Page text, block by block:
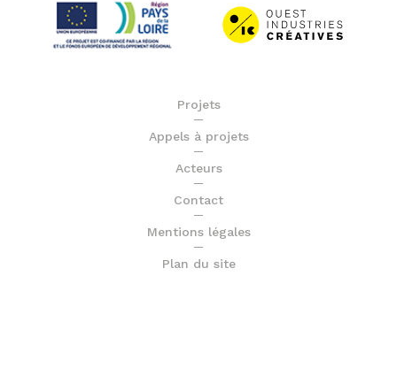
Projets
Appels à projets
Acteurs
Contact
Mentions légales
Plan du site